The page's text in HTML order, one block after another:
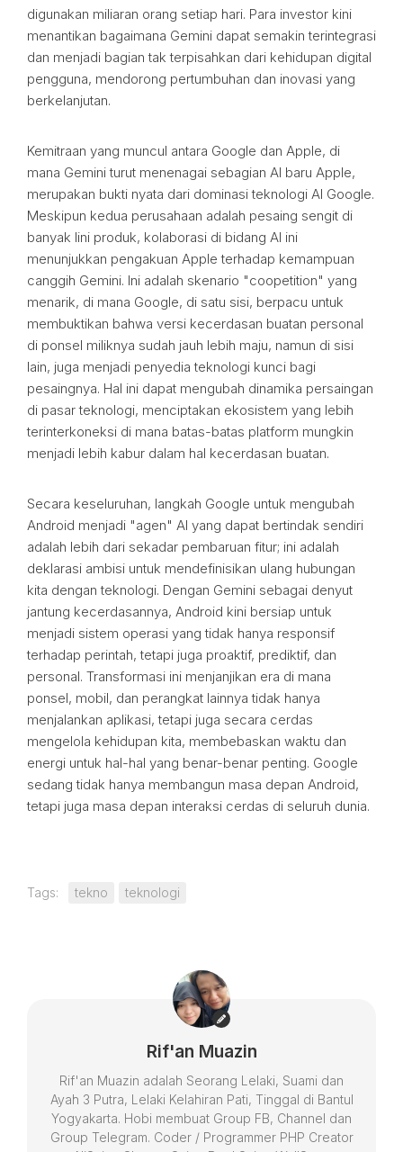
digunakan miliaran orang setiap hari. Para investor kini
menantikan bagaimana Gemini dapat semakin terintegrasi
dan menjadi bagian tak terpisahkan dari kehidupan digital
pengguna, mendorong pertumbuhan dan inovasi yang
berkelanjutan.
Kemitraan yang muncul antara Google dan Apple, di
mana Gemini turut menenagai sebagian AI baru Apple,
merupakan bukti nyata dari dominasi teknologi AI Google.
Meskipun kedua perusahaan adalah pesaing sengit di
banyak lini produk, kolaborasi di bidang AI ini
menunjukkan pengakuan Apple terhadap kemampuan
canggih Gemini. Ini adalah skenario "coopetition" yang
menarik, di mana Google, di satu sisi, berpacu untuk
membuktikan bahwa versi kecerdasan buatan personal
di ponsel miliknya sudah jauh lebih maju, namun di sisi
lain, juga menjadi penyedia teknologi kunci bagi
pesaingnya. Hal ini dapat mengubah dinamika persaingan
di pasar teknologi, menciptakan ekosistem yang lebih
terinterkoneksi di mana batas-batas platform mungkin
menjadi lebih kabur dalam hal kecerdasan buatan.
Secara keseluruhan, langkah Google untuk mengubah
Android menjadi "agen" AI yang dapat bertindak sendiri
adalah lebih dari sekadar pembaruan fitur; ini adalah
deklarasi ambisi untuk mendefinisikan ulang hubungan
kita dengan teknologi. Dengan Gemini sebagai denyut
jantung kecerdasannya, Android kini bersiap untuk
menjadi sistem operasi yang tidak hanya responsif
terhadap perintah, tetapi juga proaktif, prediktif, dan
personal. Transformasi ini menjanjikan era di mana
ponsel, mobil, dan perangkat lainnya tidak hanya
menjalankan aplikasi, tetapi juga secara cerdas
mengelola kehidupan kita, membebaskan waktu dan
energi untuk hal-hal yang benar-benar penting. Google
sedang tidak hanya membangun masa depan Android,
tetapi juga masa depan interaksi cerdas di seluruh dunia.
Tags: tekno teknologi
Rif'an Muazin
Rif'an Muazin adalah Seorang Lelaki, Suami dan
Ayah 3 Putra, Lelaki Kelahiran Pati, Tinggal di Bantul
Yogyakarta. Hobi membuat Group FB, Channel dan
Group Telegram. Coder / Programmer PHP Creator